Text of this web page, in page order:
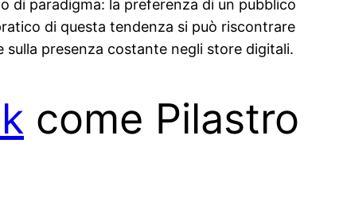
di paradigma: la preferenza di un pubblico
di questa tendenza si può riscontrare
presenza costante negli store digitali.
come Pilastro